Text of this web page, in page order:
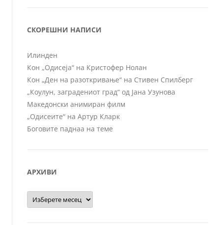
СКОРЕШНИ НАПИСИ
Илинден
Кон „Одисеја“ на Кристофер Нолан
Кон „Ден на разоткривање“ на Стивен Спилберг
„Коулун, заградениот град“ од Јана Узунова
Македонски анимиран филм
„Одисеите“ на Артур Кларк
Боговите паднаа на теме
АРХИВИ
Архиви